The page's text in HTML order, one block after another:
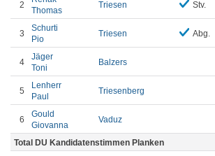
2
Thomas
Triesen Stv.
3
Schurti
Pio
Triesen Abg.
4
Jäger
Toni
Balzers
5
Lenherr
Paul
Triesenberg
6
Gould
Giovanna
Vaduz
Total DU Kandidatenstimmen Planken